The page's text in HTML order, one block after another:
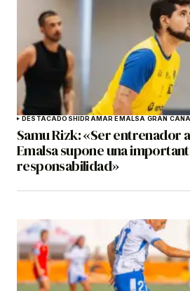
DESTACADOSHIDRAMAR EMALSA GRAN
Samu Rizk: «Ser entrenador
Emalsa supone una
responsabilidad»